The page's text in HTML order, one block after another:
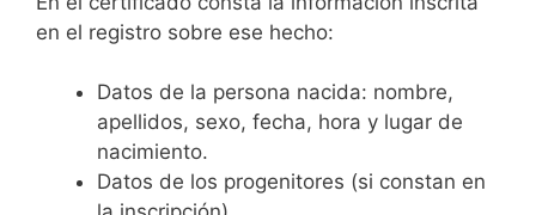
en el registro sobre ese hecho:
Datos de la persona nacida: nombre,
apellidos, sexo, fecha, hora y lugar de
nacimiento.
Datos de los progenitores (si constan en